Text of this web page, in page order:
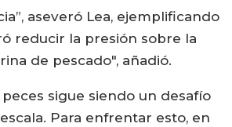
aseveró Lea, ejemplificando
reducir la presión sobre la
de pescado", añadió.
sigue siendo un desafío
Para enfrentar esto, en